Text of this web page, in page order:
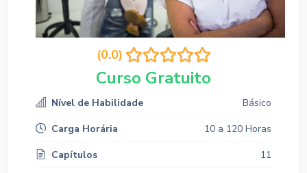
(0.0)
Curso Gratuito
Nível de Habilidade
Básico
Carga Horária
10 a 120 Horas
Capítulos
11